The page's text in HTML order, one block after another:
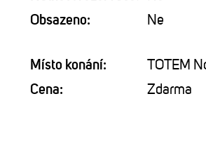
Obsazeno:
Ne
Místo konání:
TOTEM
Cena:
Zdarma